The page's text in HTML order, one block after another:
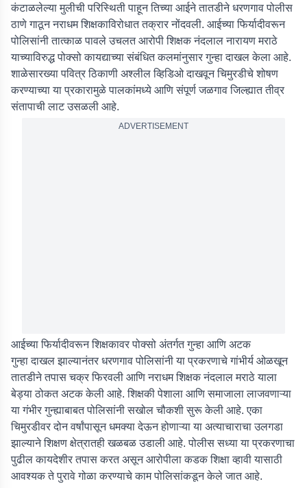
कंटाळलेल्या मुलीची परिस्थिती पाहून तिच्या आईने तातडीने धरणगाव पोलीस
ठाणे गाठून नराधम शिक्षकाविरोधात तक्रार नोंदवली. आईच्या फिर्यादीवरून
पोलिसांनी तात्काळ पावले उचलत आरोपी शिक्षक नंदलाल नारायण मराठे
याच्याविरुद्ध पोक्सो कायद्याच्या संबंधित कलमांनुसार गुन्हा दाखल केला आहे.
शाळेसारख्या पवित्र ठिकाणी अश्लील व्हिडिओ दाखवून चिमुरडीचे शोषण
करण्याच्या या प्रकारामुळे पालकांमध्ये आणि संपूर्ण जळगाव जिल्ह्यात तीव्र
संतापाची लाट उसळली आहे.
ADVERTISEMENT
आईच्या फिर्यादीवरून शिक्षकावर पोक्सो अंतर्गत गुन्हा आणि अटक
गुन्हा दाखल झाल्यानंतर धरणगाव पोलिसांनी या प्रकरणाचे गांभीर्य ओळखून
तातडीने तपास चक्र फिरवली आणि नराधम शिक्षक नंदलाल मराठे याला
बेड्या ठोकत अटक केली आहे. शिक्षकी पेशाला आणि समाजाला लाजवणाऱ्या
या गंभीर गुन्ह्याबाबत पोलिसांनी सखोल चौकशी सुरू केली आहे. एका
चिमुरडीवर दोन वर्षांपासून धमक्या देऊन होणाऱ्या या अत्याचाराचा उलगडा
झाल्याने शिक्षण क्षेत्रातही खळबळ उडाली आहे. पोलीस सध्या या प्रकरणाचा
पुढील कायदेशीर तपास करत असून आरोपीला कडक शिक्षा व्हावी यासाठी
आवश्यक ते पुरावे गोळा करण्याचे काम पोलिसांकडून केले जात आहे.